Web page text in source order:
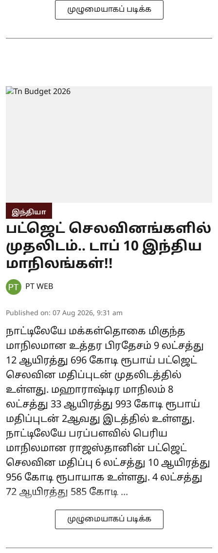
முழுமையாகப் படிக்க
இந்தியா
பட்ஜெட் செலவினங்களில்
முதலிடம்.. டாப் 10 இந்திய
மாநிலங்கள்!!
PT WEB
Published on: 07 Aug 2026, 9:31 am
நாட்டிலேயே மக்கள்தொகை மிகுந்த
மாநிலமான உத்தர பிரதேசம் 9 லட்சத்து
12 ஆயிரத்து 696 கோடி ரூபாய் பட்ஜெட்
செலவின மதிப்புடன் முதலிடத்தில்
உள்ளது. மஹாராஷ்டிர மாநிலம் 8
லட்சத்து 33 ஆயிரத்து 993 கோடி ரூபாய்
மதிப்புடன் 2ஆவது இடத்தில் உள்ளது.
நாட்டிலேயே பரப்பளவில் பெரிய
மாநிலமான ராஜஸ்தானின் பட்ஜெட்
செலவின மதிப்பு 6 லட்சத்து 10 ஆயிரத்து
956 கோடி ரூபாயாக உள்ளது. 4 லட்சத்து
72 ஆயிரத்து 585 கோடி ...
முழுமையாகப் படிக்க